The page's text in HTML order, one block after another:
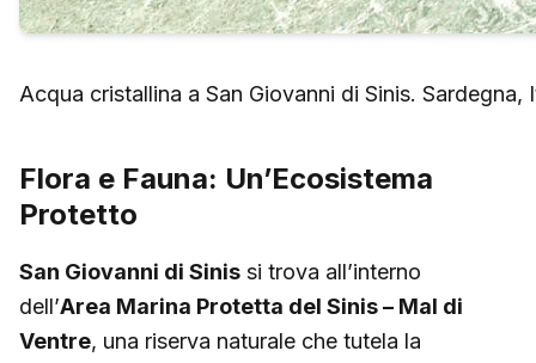
Acqua cristallina a San Giovanni di Sinis. Sardegna,
Flora e Fauna: Un’Ecosistema
Protetto
San Giovanni di Sinis si trova all’interno
dell’Area Marina Protetta del Sinis – Mal di
Ventre, una riserva naturale che tutela la